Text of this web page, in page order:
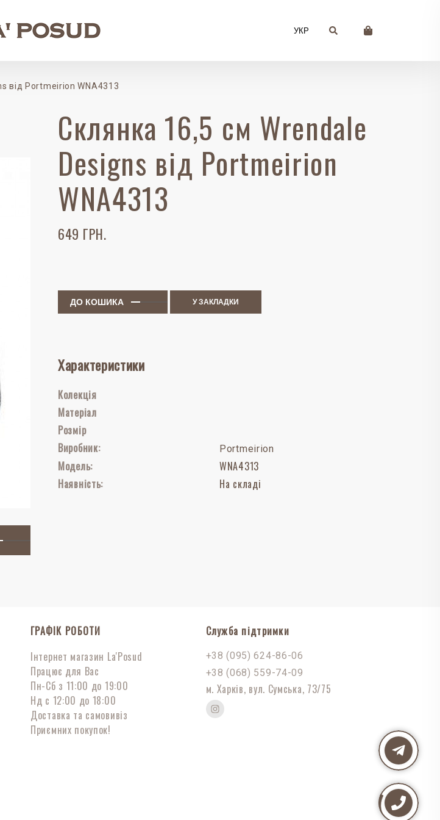
УКР
від Portmeirion WNA4313
Склянка 16,5 см Wrendale
Designs від Portmeirion
WNA4313
649 ГРН.
ДО КОШИКА У ЗАКЛАДКИ
Характеристики
Колекція
Матеріал
Розмір
Виробник:
Portmeirion
Модель:
WNA4313
Наявність:
На складі
ГРАФІК РОБОТИ
Інтернет магазин La'Posud
Працює для Вас
Пн-Сб з 11:00 до 19:00
Нд с 12:00 до 18:00
Доставка та самовивіз
Приємних покупок!
Служба підтримки
+38 (095) 624-86-06
+38 (068) 559-74-09
м. Харків, вул. Сумська, 73/75